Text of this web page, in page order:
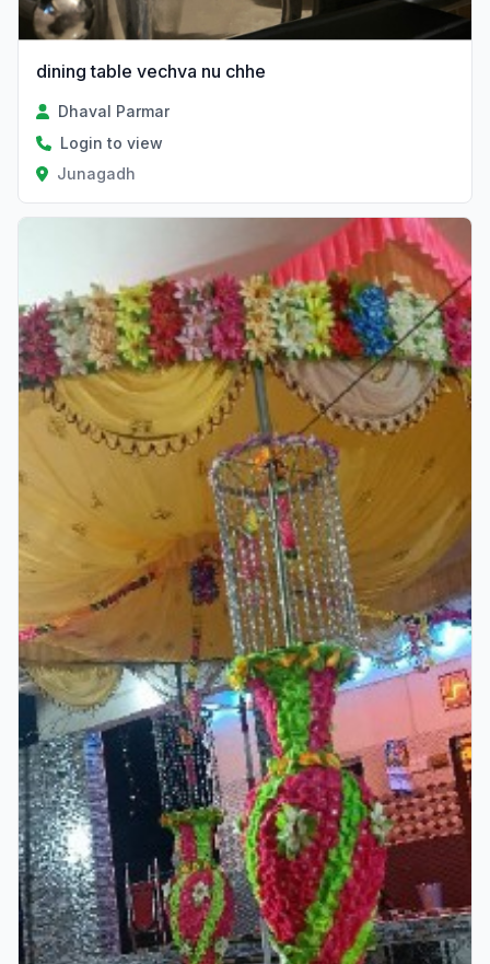
dining table vechva nu chhe
Dhaval Parmar
Login to view
Junagadh